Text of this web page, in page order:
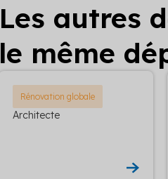
Les autres
le même
Rénovation globale
Architecte